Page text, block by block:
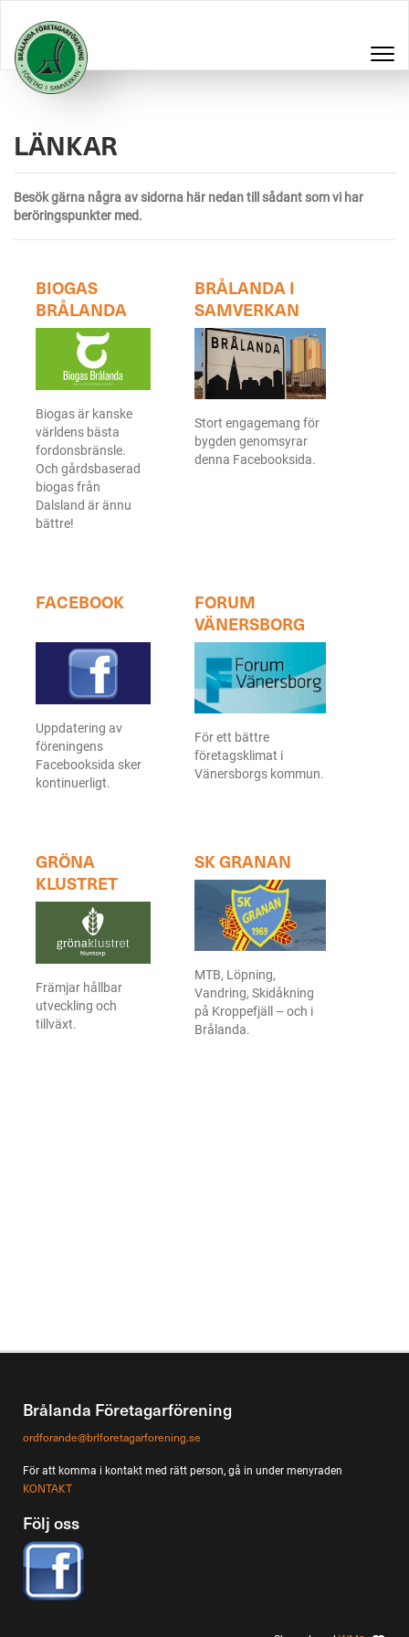
LÄNKAR
Besök gärna några av sidorna här nedan till sådant som vi har
beröringspunkter med.
BIOGAS
BRÅLANDA
Biogas är kanske
världens bästa
fordonsbränsle.
Och gårdsbaserad
biogas från
Dalsland är ännu
bättre!
BRÅLANDA I
SAMVERKAN
Stort engagemang för
bygden genomsyrar
denna Facebooksida.
FACEBOOK
Uppdatering av
föreningens
Facebooksida sker
kontinuerligt.
FORUM
VÄNERSBORG
För ett bättre
företagsklimat i
Vänersborgs kommun.
GRÖNA
KLUSTRET
Främjar hållbar
utveckling och
tillväxt.
SK GRANAN
MTB, Löpning,
Vandring, Skidåkning
på Kroppefjäll – och i
Brålanda.
Brålanda Företagarförening
ordforande@brlforetagarforening.se
För att komma i kontakt med rätt person, gå in under menyraden
KONTAKT
Följ oss